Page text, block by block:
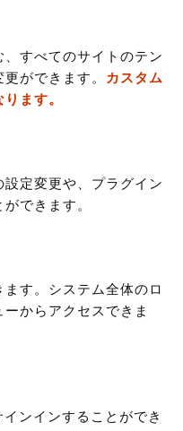
すべてのサイトのテン
ができます。 カスタム
ます。
定変更や、プラグイン
できます。
す。システム全体のロ
からアクセスできま
ンインすることができ